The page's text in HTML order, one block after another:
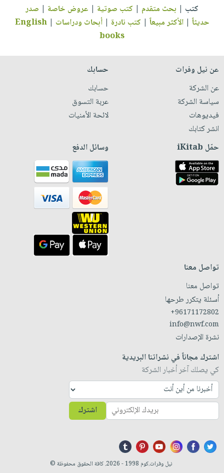
كتب | بحث متقدم | كتب صوتية | عروض خاصة | صدر
حديثاً |الأكثر مبيعاً | كتب نادرة |أبحاث ودراسات |
English
books
عن نيل وفرات
عن الشركة
سياسة الشركة
فيديوهات
انشر كتابك
حسابك
حسابك
عربة التسوق
لائحة الأمنيات
حمّل iKitab وسائل الدفع
تواصل معنا
تواصل معنا
أسئلة يتكرر طرحها
+96171172802
info@nwf.com
نشرة الإصدارات
اشترك مجاناً في نشراتنا البريدية
كي يصلك آخر أخبار الشركة
اشترك
نيل وفرات.كوم 1998 - 2026. كافة الحقوق محفوظة ©